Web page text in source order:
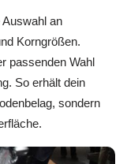
an
Korngrößen.
passenden Wahl
So erhält dein
sondern